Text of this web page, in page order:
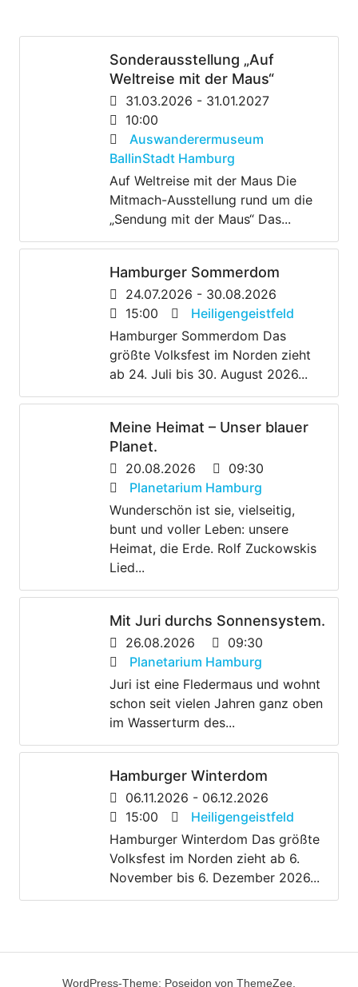
Sonderausstellung „Auf
Weltreise mit der Maus“
31.03.2026 - 31.01.2027
10:00
Auswanderermuseum
BallinStadt Hamburg
Auf Weltreise mit der Maus Die
Mitmach-Ausstellung rund um die
„Sendung mit der Maus“ Das...
Hamburger Sommerdom
24.07.2026 - 30.08.2026
15:00
Heiligengeistfeld
Hamburger Sommerdom Das
größte Volksfest im Norden zieht
ab 24. Juli bis 30. August 2026...
Meine Heimat – Unser blauer
Planet.
20.08.2026
09:30
Planetarium Hamburg
Wunderschön ist sie, vielseitig,
bunt und voller Leben: unsere
Heimat, die Erde. Rolf Zuckowskis
Lied...
Mit Juri durchs Sonnensystem.
26.08.2026
09:30
Planetarium Hamburg
Juri ist eine Fledermaus und wohnt
schon seit vielen Jahren ganz oben
im Wasserturm des...
Hamburger Winterdom
06.11.2026 - 06.12.2026
15:00
Heiligengeistfeld
Hamburger Winterdom Das größte
Volksfest im Norden zieht ab 6.
November bis 6. Dezember 2026...
WordPress-Theme: Poseidon von ThemeZee.